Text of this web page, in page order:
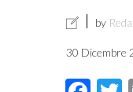
by
30 Dicembre